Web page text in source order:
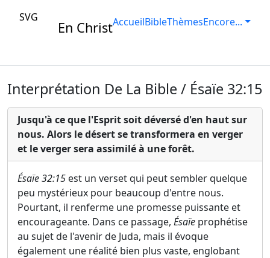
SVG
En ChristAccueilBibleThèmesEncore...
Interprétation De La Bible / Ésaïe 32:15
Jusqu'à ce que l'Esprit soit déversé d'en haut sur
nous. Alors le désert se transformera en verger
et le verger sera assimilé à une forêt.
Ésaïe 32:15 est un verset qui peut sembler quelque
peu mystérieux pour beaucoup d'entre nous.
Pourtant, il renferme une promesse puissante et
encourageante. Dans ce passage, Ésaïe prophétise
au sujet de l'avenir de Juda, mais il évoque
également une réalité bien plus vaste, englobant